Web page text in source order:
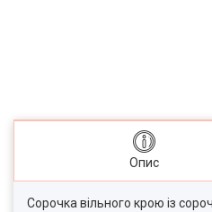
Опис
Сорочка вільного крою із